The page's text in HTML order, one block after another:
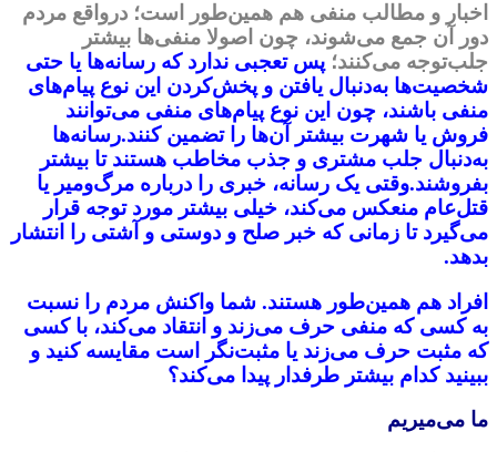
اخبار و مطالب منفی هم همین‌طور است؛ درواقع مردم
دور آن جمع می‌شوند، چون اصولا منفی‌ها بیشتر
جلب‌توجه می‌کنند؛ پس تعجبی ندارد که رسانه‌ها یا حتی
شخصیت‌ها به‌دنبال یافتن و پخش‌کردن این نوع پیام‌های
منفی باشند، چون این نوع پیام‌های منفی می‌توانند
فروش یا شهرت بیشتر آن‌ها را تضمین کنند.رسانه‌ها
به‌دنبال جلب مشتری و جذب مخاطب هستند تا بیشتر
بفروشند.وقتی یک رسانه، خبری را درباره‌ مرگ‌و‌میر یا
قتل‌عام منعکس می‌کند، خیلی بیشتر مورد توجه قرار
می‌گیرد تا زمانی که خبر صلح و دوستی و آشتی را انتشار
بدهد.
افراد هم همین‌طور هستند. شما واکنش مردم را نسبت
به کسی که منفی حرف می‌زند و انتقاد می‌کند، با کسی
که مثبت حرف می‌زند یا مثبت‌نگر است مقایسه کنید و
ببینید کدام بیشتر طرفدار پیدا می‌کند؟
ما میمیریم